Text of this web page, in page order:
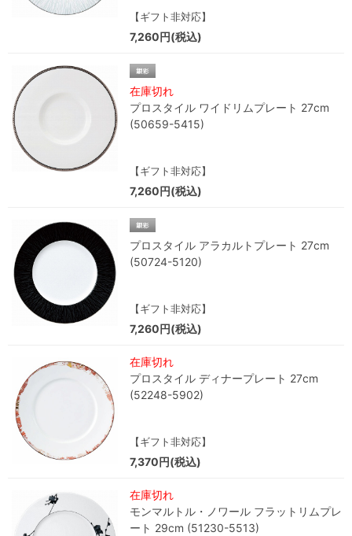
【ギフト非対応】
7,260円(税込)
在庫切れ
プロスタイル ワイドリムプレート 27cm
(50659-5415)
【ギフト非対応】
7,260円(税込)
プロスタイル アラカルトプレート 27cm
(50724-5120)
【ギフト非対応】
7,260円(税込)
在庫切れ
プロスタイル ディナープレート 27cm
(52248-5902)
【ギフト非対応】
7,370円(税込)
在庫切れ
モンマルトル・ノワール フラットリムプレ
ート 29cm (51230-5513)